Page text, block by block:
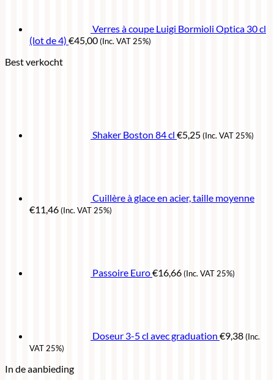
Verres à coupe Luigi Bormioli Optica 30 cl
(lot de 4) €45,00(Inc. VAT 25%)
Best verkocht
Shaker Boston 84 cl €5,25(Inc. VAT 25%)
Cuillère à glace en acier, taille moyenne
€11,46(Inc. VAT 25%)
Passoire Euro€16,66(Inc. VAT 25%)
Doseur 3-5 cl avec graduation €9,38(Inc.
VAT 25%)
In de aanbieding